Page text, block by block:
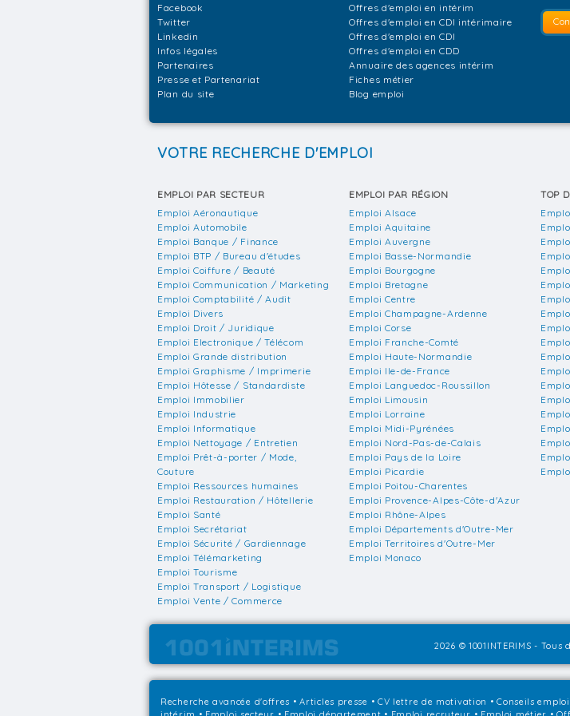
Facebook
Twitter
Linkedin
Infos légales
Partenaires
Presse et Partenariat
Plan du site
Offres d'emploi en intérim
Offres d'emploi en CDI intérimaire
Offres d'emploi en CDI
Offres d'emploi en CDD
Annuaire des agences intérim
Fiches métier
Blog emploi
VOTRE RECHERCHE D'EMPLOI
EMPLOI PAR SECTEUR
Emploi Aéronautique
Emploi Automobile
Emploi Banque / Finance
Emploi BTP / Bureau d'études
Emploi Coiffure / Beauté
Emploi Communication / Marketing
Emploi Comptabilité / Audit
Emploi Divers
Emploi Droit / Juridique
Emploi Electronique / Télécom
Emploi Grande distribution
Emploi Graphisme / Imprimerie
Emploi Hôtesse / Standardiste
Emploi Immobilier
Emploi Industrie
Emploi Informatique
Emploi Nettoyage / Entretien
Emploi Prêt-à-porter / Mode,
Couture
Emploi Ressources humaines
Emploi Restauration / Hôtellerie
Emploi Santé
Emploi Secrétariat
Emploi Sécurité / Gardiennage
Emploi Télémarketing
Emploi Tourisme
Emploi Transport / Logistique
Emploi Vente / Commerce
EMPLOI PAR RÉGION
Emploi Alsace
Emploi Aquitaine
Emploi Auvergne
Emploi Basse-Normandie
Emploi Bourgogne
Emploi Bretagne
Emploi Centre
Emploi Champagne-Ardenne
Emploi Corse
Emploi Franche-Comté
Emploi Haute-Normandie
Emploi Ile-de-France
Emploi Languedoc-Roussillon
Emploi Limousin
Emploi Lorraine
Emploi Midi-Pyrénées
Emploi Nord-Pas-de-Calais
Emploi Pays de la Loire
Emploi Picardie
Emploi Poitou-Charentes
Emploi Provence-Alpes-Côte-d'Azur
Emploi Rhône-Alpes
Emploi Départements d'Outre-Mer
Emploi Territoires d'Outre-Mer
Emploi Monaco
TOP
2026 © 1001INTERIMS -
Recherche avancée d'offres •Articles presse • CV lettre de motivation •Conseils emploi